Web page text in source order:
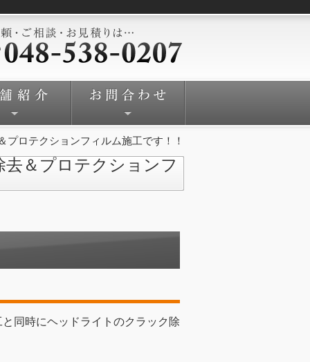
ロテクションフィルム施工です！！
＆プロテクションフ
同時にヘッドライトのクラック除